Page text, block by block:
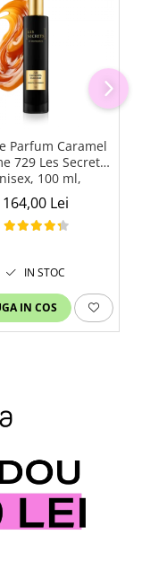
Parfum Caramel
729 Les Secrets,
100 ml,
Equivalenza
164,00 Lei
IN STOC
IN COS